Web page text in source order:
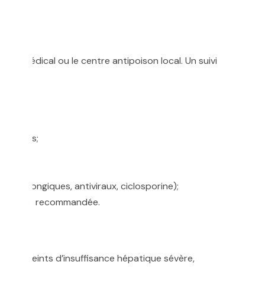
médical ou le centre antipoison local. Un suivi
(antifongiques, antiviraux, ciclosporine);
recommandée.
atteints d’insuffisance hépatique sévère,